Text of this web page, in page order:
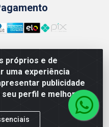
próprios e de
uma experiência
publicidade
perfil e melhorar a
ALIMENTICIOS
PENHA CIRCULAR/RJ -
0001-03